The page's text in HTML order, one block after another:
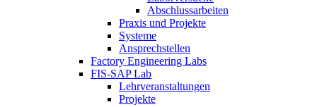
Abschlussarbeiten
Praxis und Projekte
Systeme
Ansprechstellen
Factory Engineering Labs
FIS-SAP Lab
Lehrveranstaltungen
Projekte